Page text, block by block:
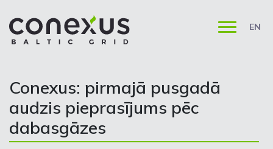
EN
Conexus: pirmajā pusgadā
audzis pieprasījums pēc
dabasgāzes